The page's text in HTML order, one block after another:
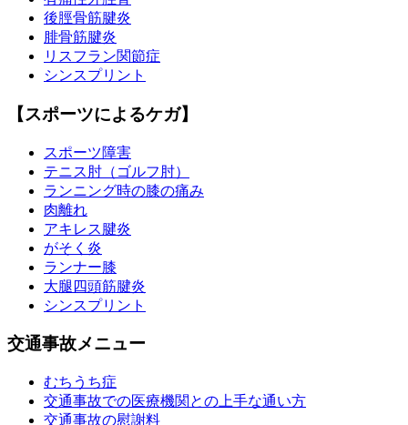
後脛骨筋腱炎
腓骨筋腱炎
リスフラン関節症
シンスプリント
【スポーツによるケガ】
スポーツ障害
テニス肘（ゴルフ肘）
ランニング時の膝の痛み
肉離れ
アキレス腱炎
がそく炎
ランナー膝
大腿四頭筋腱炎
シンスプリント
交通事故メニュー
むちうち症
交通事故での医療機関との上手な通い方
交通事故の慰謝料